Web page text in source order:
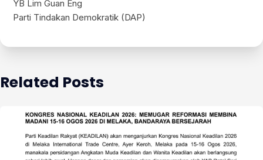
YB Lim Guan Eng
Parti Tindakan Demokratik (DAP)
Related Posts